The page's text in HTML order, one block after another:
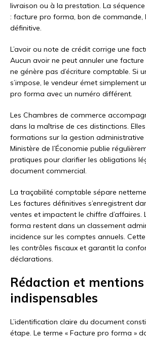
livraison ou à la prestation. La
: facture pro forma, bon de commande,
définitive.
L’avoir ou note de crédit corrige une
Aucun avoir ne peut annuler une facture
ne génère pas d’écriture comptable. Si
s’impose, le vendeur émet simplement
pro forma avec un numéro différent.
Les Chambres de commerce
dans la maîtrise de ces distinctions.
formations sur la gestion
Ministère de l’Économie publie
pratiques pour clarifier les obligations
document commercial.
La traçabilité comptable sépare
Les factures définitives s’enregistrent
ventes et impactent le chiffre d’affaires.
forma restent dans un classement
incidence sur les comptes annuels.
les contrôles fiscaux et garantit la
déclarations.
Rédaction et mentions
indispensables
L’identification claire du document
étape. Le terme « Facture pro forma »